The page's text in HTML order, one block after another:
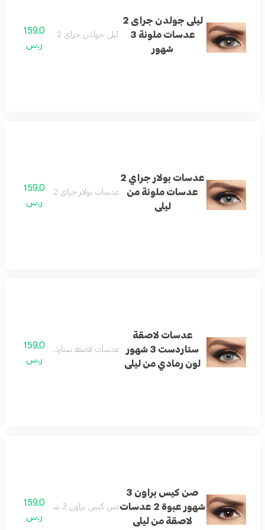
ليلى جولدن جراى 2
عدسات ملونة 3
شهور
ليلى جولدن جراى 2 عدسات ملونة 3 شهور
159.0
ر.س
عدسات بولار جراي 2
عدسات ملونة من
ليلى
عدسات بولار جراي 2 عدسات ملونة من ليلى
159.0
ر.س
عدسات لاصقة
ستاردست 3 شهور
لون رمادي من ليلى
عدسات لاصقة ستاردست 3 شهور لون رمادي من ليلى159.0
ر.س
صن كيس براون 3
شهور عبوة 2 عدسات
لاصقة من ليلى
صن كيس براون 3 شهور عبوة 2 عدسات لاصقة من ليلى
159.0
ر.س